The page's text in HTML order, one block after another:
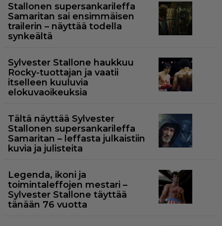
Stallonen supersankarileffa
Samaritan sai ensimmäisen
trailerin – näyttää todella
synkeältä
Sylvester Stallone haukkuu
Rocky-tuottajan ja vaatii
itselleen kuuluvia
elokuvaoikeuksia
Tältä näyttää Sylvester
Stallonen supersankarileffa
Samaritan – leffasta julkaistiin
kuvia ja julisteita
Legenda, ikoni ja
toimintaleffojen mestari –
Sylvester Stallone täyttää
tänään 76 vuotta